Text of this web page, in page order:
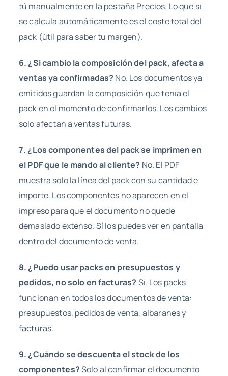
tú manualmente en la pestaña Precios. Lo que sí
se calcula automáticamente es el coste total del
pack (útil para saber tu margen).
6. ¿Si cambio la composición del pack, afecta a
ventas ya confirmadas? No. Los documentos ya
emitidos guardan la composición que tenía el
pack en el momento de confirmarlos. Los cambios
solo afectan a ventas futuras.
7. ¿Los componentes del pack se imprimen en
el PDF que le mando al cliente? No. El PDF
muestra solo la línea del pack con su cantidad e
importe. Los componentes no aparecen en el
impreso para que el documento no quede
demasiado extenso. Sí los puedes ver en pantalla
dentro del documento de venta.
8. ¿Puedo usar packs en presupuestos y
pedidos, no solo en facturas? Sí. Los packs
funcionan en todos los documentos de venta:
presupuestos, pedidos de venta, albaranes y
facturas.
9. ¿Cuándo se descuenta el stock de los
componentes?Solo al confirmar el documento